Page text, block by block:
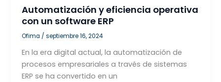
Automatización y eficiencia operativa
con un software ERP
Ofima /septiembre 16, 2024
En la era digital actual, la automatización de
procesos empresariales a través de sistemas
ERP se ha convertido en un